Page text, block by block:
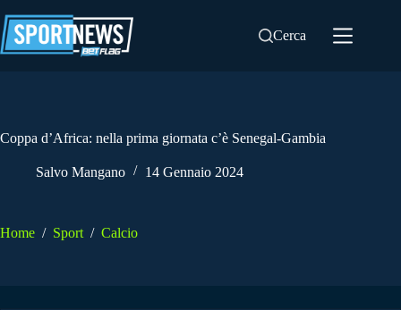
al
contenuto
Cerca
Coppa d’Africa: nella prima giornata c’è Senegal-Gambia
Salvo Mangano 14 Gennaio 2024
Home / Sport / Calcio